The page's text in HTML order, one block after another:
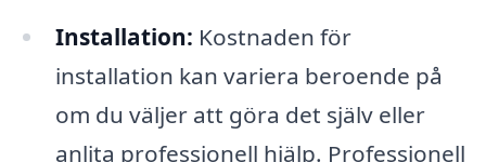
Installation: Kostnaden för
installation kan variera beroende på
om du väljer att göra det själv eller
anlita professionell hjälp. Professionell